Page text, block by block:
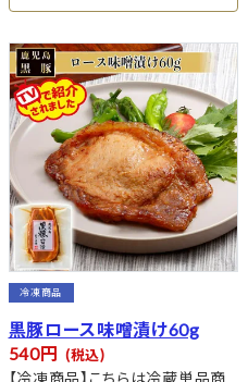
冷凍商品
黒豚ロース味噌漬け60g
540 税込
【冷凍商品】こちらは冷蔵単品商